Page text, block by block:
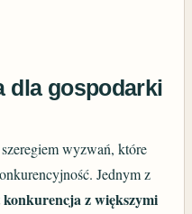
dla gospodarki
wyzwań, które
Jednym z
konkurencja z większymi